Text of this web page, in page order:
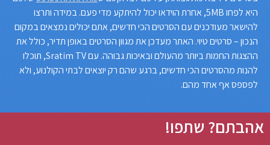
היא לפחו 5MB, אחרת הוידאו יכול להיתקע מדי פעם. במידה ותרצו
להישאר מעודכנים עם הסרטים הכי חדשים, אתם יכולים נמצאים במקום
הנכון – סרטים טיוי. האתר מעדכן את מגוון הסרטים באופן תדיר, כולל את
ההצגות החמות ביותר מהעולם ובאיכות גבוהה. עם Sratim TV, תוכלו
להנות מהסרטים הכי חדשים, ברגע שהם רק יוצאים לבתי הקולנוע, ולא
לפספס אף אחד מהם.
אהבתם? שתפו!